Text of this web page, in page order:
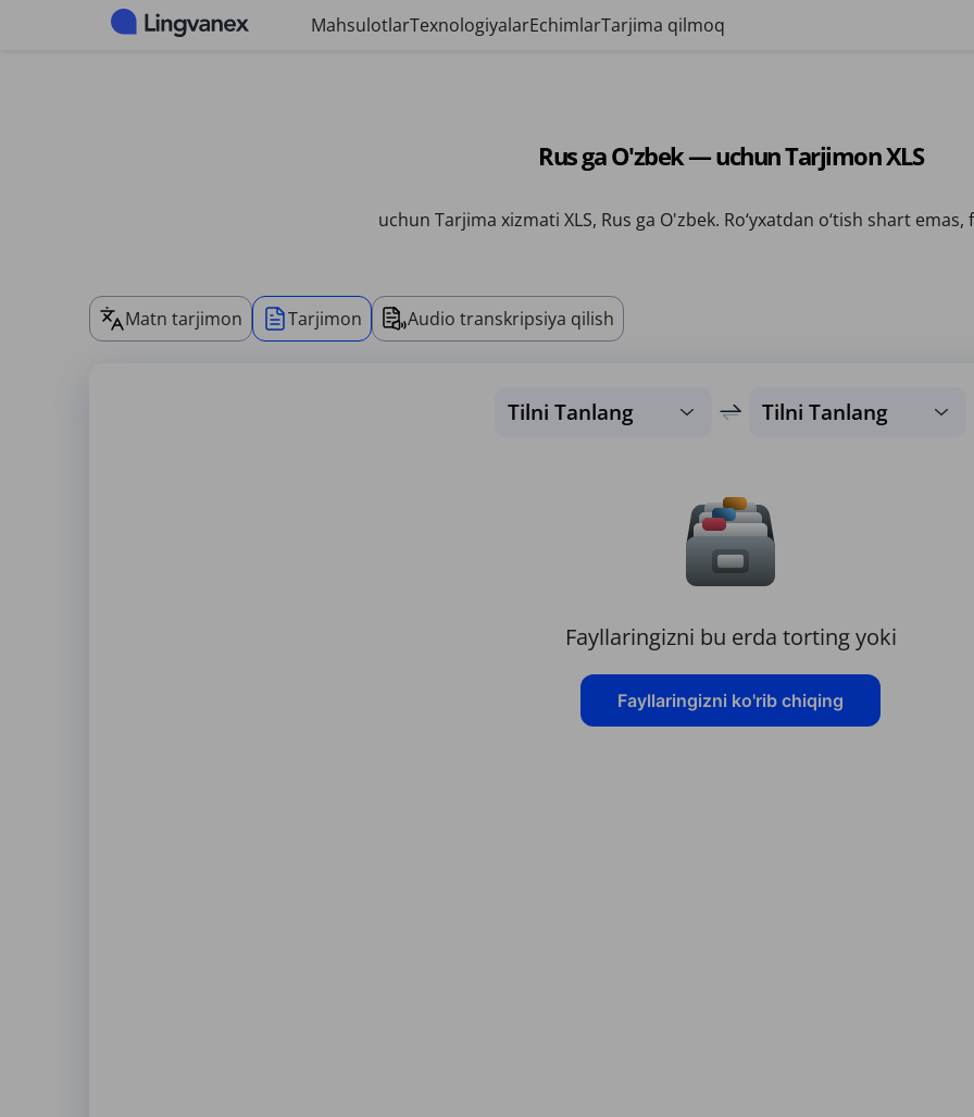
Cookie-fayllarni boshqarish paneli
MahsulotlarTexnologiyalarEchimlarTarjima qilmoq
Rus ga O'zbek — uchun Tarjimon XLS
uchun Tarjima xizmati XLS, Rus ga O'zbek. Ro‘yxatdan o‘tish shart emas,
Matn tarjimon Tarjimon Audio transkripsiya qilish
Tilni Tanlang Tilni Tanlang
Fayllaringizni bu erda torting yoki
Fayllaringizni ko'rib chiqing